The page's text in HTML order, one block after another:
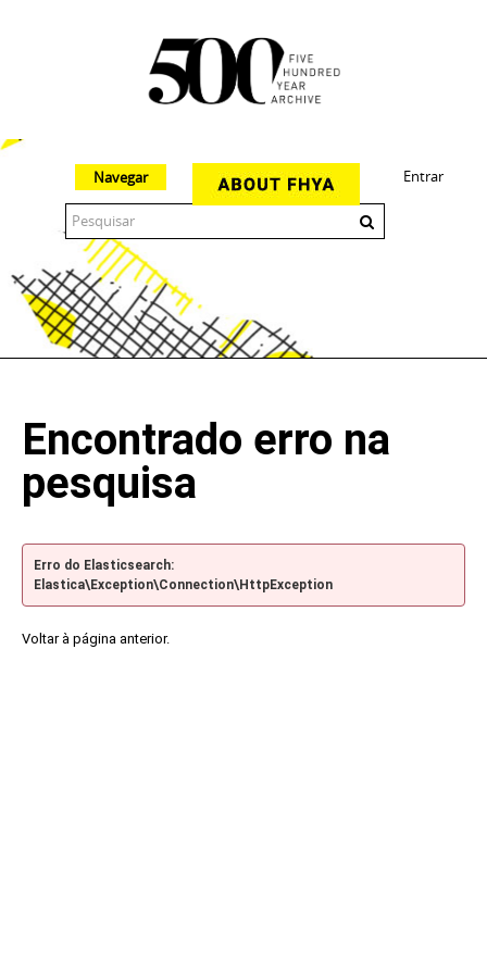
Entrar
Navegar
Encontrado erro na
pesquisa
Erro do Elasticsearch:
Elastica\Exception\Connection\HttpException
Voltar à página anterior.